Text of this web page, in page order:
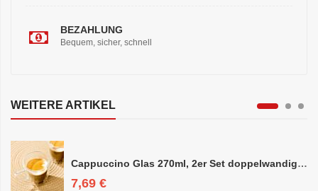
BEZAHLUNG
Bequem, sicher, schnell
WEITERE ARTIKEL
Cappuccino Glas 270ml, 2er Set doppelwandig, ca. 8,5 x 10cm
7,69 €